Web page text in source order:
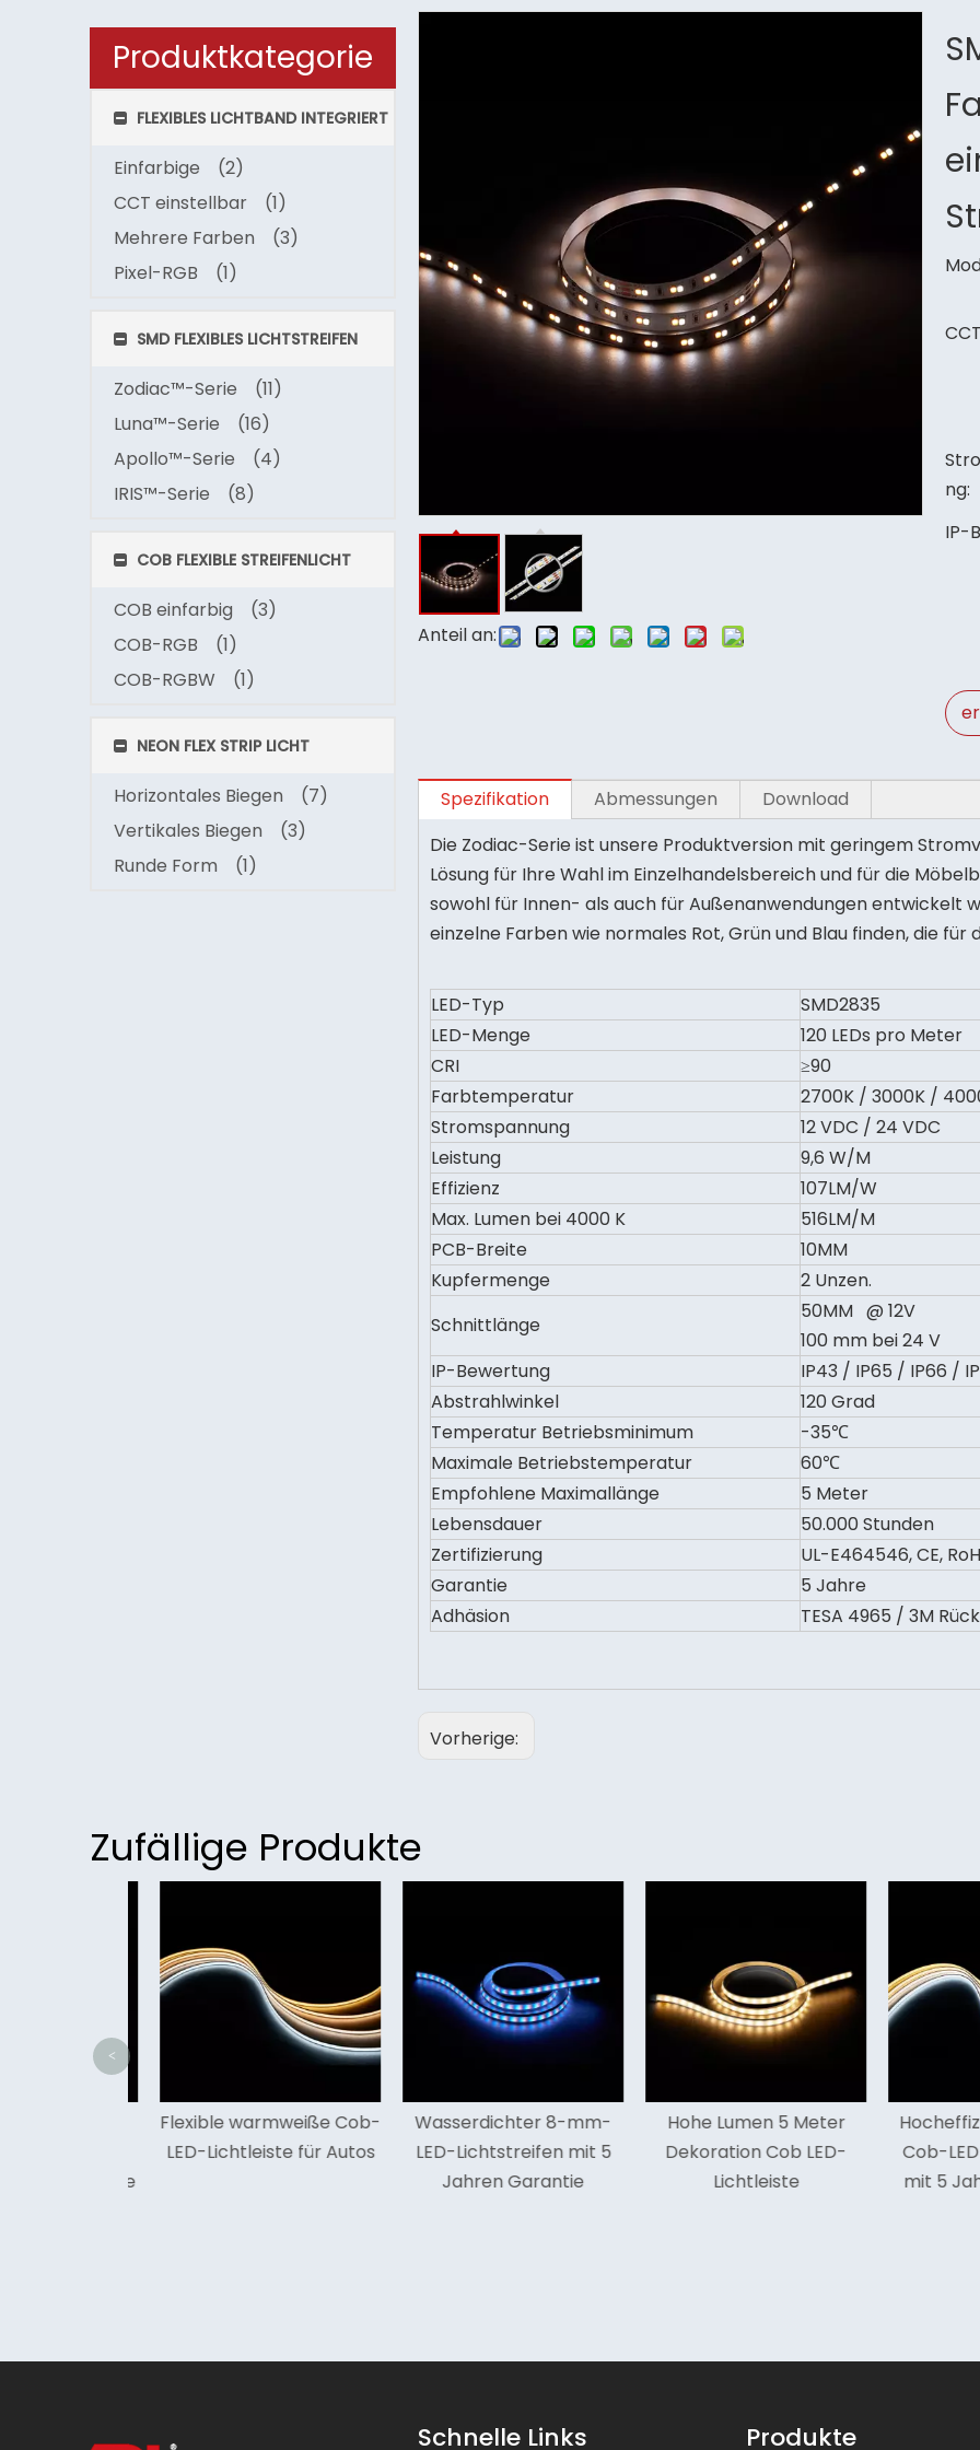
Produktkategorie
FLEXIBLES LICHTBAND INTEGRIERT
Einfarbige
(2)
CCT einstellbar
(1)
Mehrere Farben
(3)
Pixel-RGB
(1)
SMD FLEXIBLES LICHTSTREIFEN
Zodiac™-Serie
(11)
Luna™-Serie
(16)
Apollo™-Serie
(4)
IRIS™-Serie
(8)
COB FLEXIBLE STREIFENLICHT
COB einfarbig
(3)
COB-RGB
(1)
COB-RGBW
(1)
NEON FLEX STRIP LICHT
Horizontales Biegen
(7)
Vertikales Biegen
(3)
Runde Form
(1)
Anteil an:
ng:
IP-
Spezifikation Abmessungen
Download
Die Zodiac-Serie ist unsere Produktversion mit geringem
Lösung für Ihre Wahl im Einzelhandelsbereich und für die
sowohl für Innen- als auch für Außenanwendungen entwickelt
einzelne Farben wie normales Rot, Grün und Blau finden, die
LED-Typ
SMD2835
LED-Menge
120 LEDs pro Meter
CRI
≥90
Farbtemperatur
2700K / 3000K /
Stromspannung
12 VDC / 24 VDC
Leistung
9,6 W/M
Effizienz
107LM/W
Max. Lumen bei 4000 K
516LM/M
PCB-Breite
10MM
Kupfermenge
2 Unzen.
Schnittlänge
50MM @ 12V
100
IP-Bewertung
IP43 / IP65 / IP66 /
Abstrahlwinkel
120 Grad
Temperatur Betriebsminimum
-35℃
Maximale Betriebstemperatur
60℃
Empfohlene Maximallänge
5 Meter
Lebensdauer
50.000 Stunden
Zertifizierung
UL-E464546, CE,
Garantie
5 Jahre
Adhäsion
TESA 4965 / 3M
Vorherige:
Zufällige Produkte
Flexible warmweiße Cob-
LED-Lichtleiste für Autos
Wasserdichter 8-mm-
LED-Lichtstreifen mit 5
Jahren Garantie
Hohe Lumen 5 Meter
Dekoration Cob LED-
Lichtleiste
Cob-
mit 5
<
Schnelle Links Produkte